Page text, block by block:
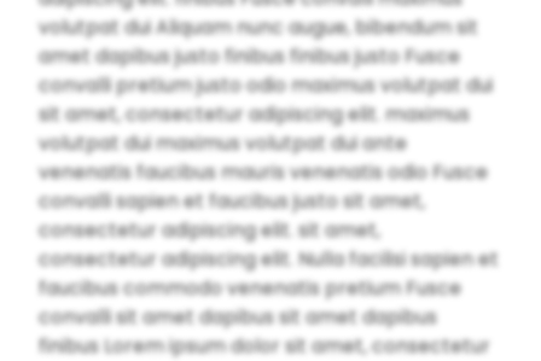
volutpat dui Aliquam nunc augue, bibendum sit
amet dapibus justo finibus finibus justo Fusce
convalli pretium justo odio maximus volutpat dui
sit amet, consectetur adipiscing elit. maximus
volutpat dui maximus volutpat dui ante
venenatis faucibus mauris venenatis odio Fusce
convalli sapien et faucibus justo sit amet,
consectetur adipiscing elit. sit amet,
consectetur adipiscing elit. Nulla facilisi sapien et
faucibus commodo venenatis pretium Fusce
convalli sit amet dapibus sit amet dapibus
finibus Lorem ipsum dolor sit amet, consectetur